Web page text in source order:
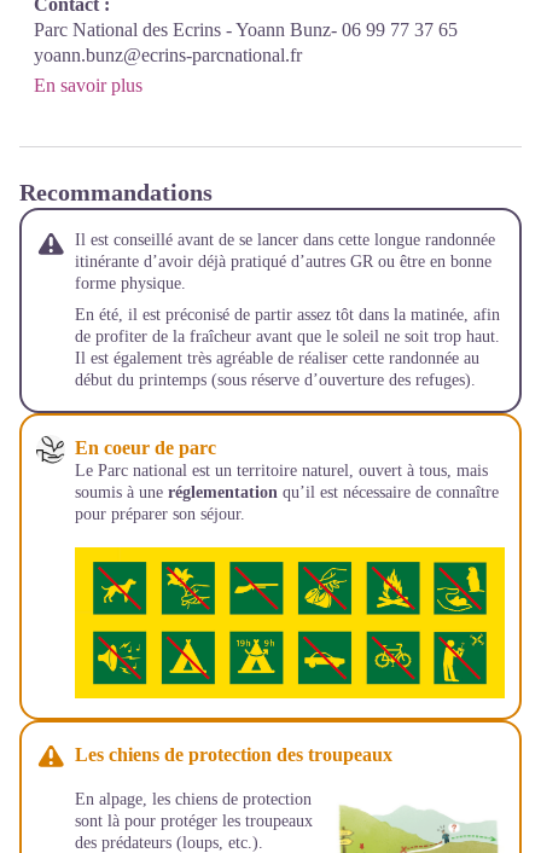
Parc National des Ecrins - Yoann Bunz- 06 99 77 37 65
yoann.bunz@ecrins-parcnational.fr
En savoir plus
Recommandations
Il est conseillé avant de se lancer dans cette longue randonnée
itinérante d’avoir déjà pratiqué d’autres GR ou être en bonne
forme physique.
En été, il est préconisé de partir assez tôt dans la matinée, afin
de profiter de la fraîcheur avant que le soleil ne soit trop haut.
Il est également très agréable de réaliser cette randonnée au
début du printemps (sous réserve d’ouverture des refuges).
En coeur de parc
Le Parc national est un territoire naturel, ouvert à tous, mais
soumis à une réglementation qu’il est nécessaire de connaître
pour préparer son séjour.
Les chiens de protection des troupeaux
En alpage, les chiens de protection
sont là pour protéger les troupeaux
des prédateurs (loups, etc.).